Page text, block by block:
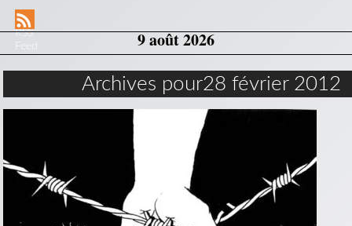
RSS
9 août 2026
Archives pour28 février 2012